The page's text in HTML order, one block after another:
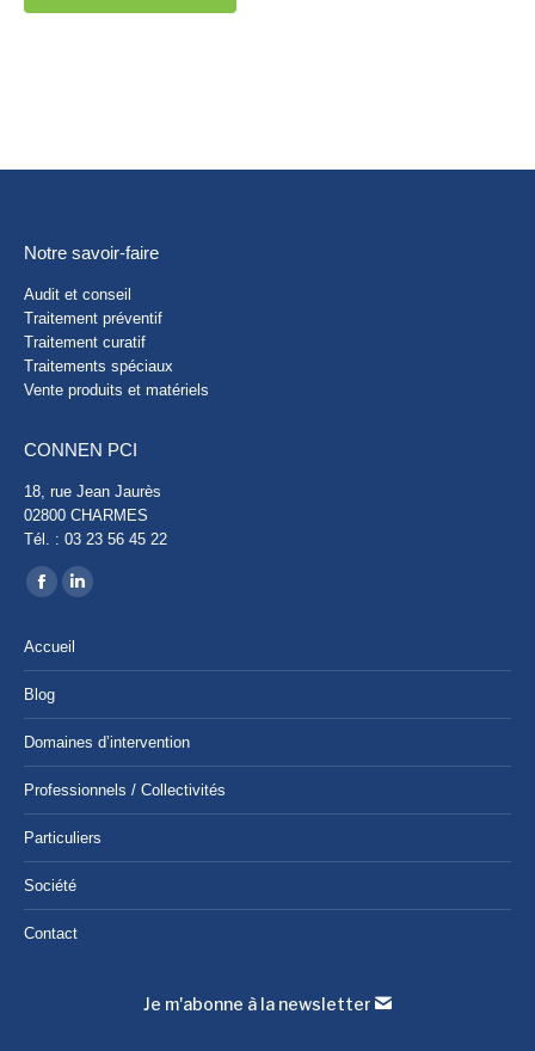
Notre savoir-faire
Audit et conseil
Traitement préventif
Traitement curatif
Traitements spéciaux
Vente produits et matériels
CONNEN PCI
18, rue Jean Jaurès
02800 CHARMES
Tél. : 03 23 56 45 22
Trouvez nous sur :
Facebook
opens
in
new
window
LinkedIn
new
window
Accueil
Blog
Domaines d’intervention
Professionnels / Collectivités
Particuliers
Société
Contact
Je m'abonne à la newsletter